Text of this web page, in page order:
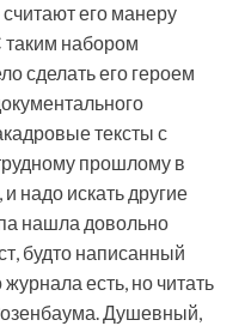
его манеру
набором
сделать его героем
тексты с
прошлому в
надо искать другие
нашла довольно
будто написанный
есть, но читать
Душевный,